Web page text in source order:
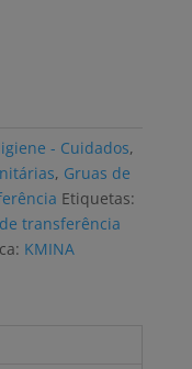
- Cuidados,
, Gruas de
Etiquetas:
transferência
KMINA